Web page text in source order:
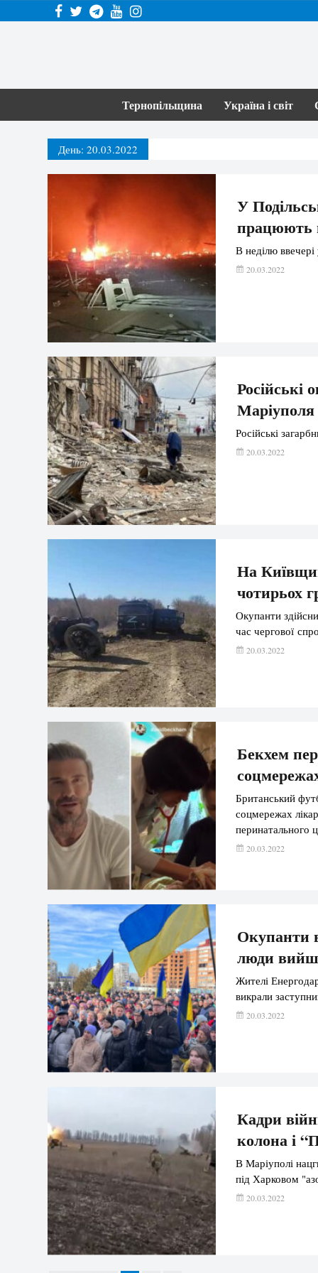
Тернопільщина Україна і світ
День: 20.03.2022
У
працюють
В неділю
20.03.2022
Російські
Маріуполя
Російські
20.03.2022
На
чотирьох
Окупанти
час чергової
20.03.2022
Бекхем
Британський
соцмережах
перинатального
20.03.2022
Окупанти
люди
Жителі
викрали
20.03.2022
Кадри
колона і
В Маріуполі
під Харковом
20.03.2022